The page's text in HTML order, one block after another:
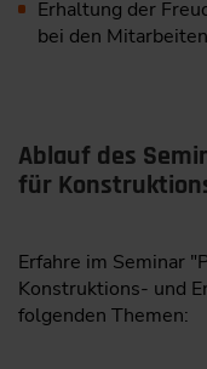
Erhaltung der
bei den
Ablauf des
für
Erfahre im Seminar
Konstruktions- und
folgenden Themen: